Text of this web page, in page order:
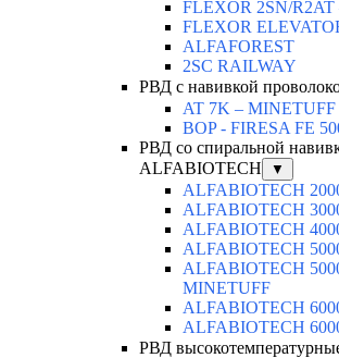
FLEXOR 2SN/
FLEXOR
ALFAFOREST
2SC RAILWAY
РВД с навивкой
AT 7K – MINETUFF
BOP - FIRESA FE
РВД со спиральной
ALFABIOTECH
▼
ALFABIOTECH
ALFABIOTECH
ALFABIOTECH
ALFABIOTECH
ALFABIOTECH
MINETUFF
ALFABIOTECH
ALFABIOTECH
РВД